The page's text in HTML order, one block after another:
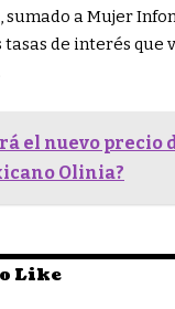
a Mujer
de interés que
el nuevo precio
Olinia?
Like